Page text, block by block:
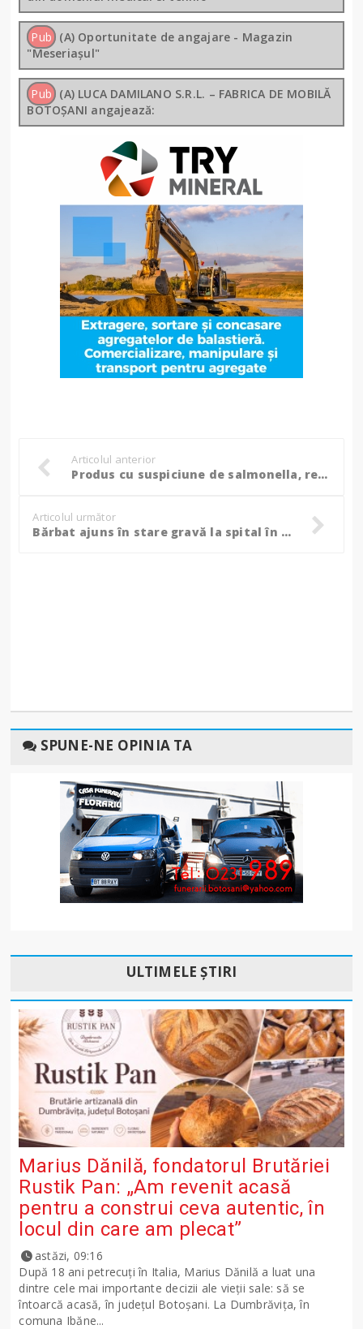
Pub (A) Oportunitate de angajare - Magazin
"Meseriașul"
Pub (A) LUCA DAMILANO S.R.L. – FABRICA DE MOBILĂ
BOTOȘANI angajează:
Articolul anterior
Produs cu suspiciune de salmonella, retras din supermarket-uri
Articolul următor
Bărbat ajuns în stare gravă la spital în urma unui accident în gospodărie
SPUNE-NE OPINIA TA
ULTIMELE ȘTIRI
Marius Dănilă, fondatorul Brutăriei
Rustik Pan: „Am revenit acasă
pentru a construi ceva autentic, în
locul din care am plecat”
astăzi, 09:16
După 18 ani petrecuți în Italia, Marius Dănilă a luat una
dintre cele mai importante decizii ale vieții sale: să se
întoarcă acasă, în județul Botoșani. La Dumbrăvița, în
comuna Ibăne...